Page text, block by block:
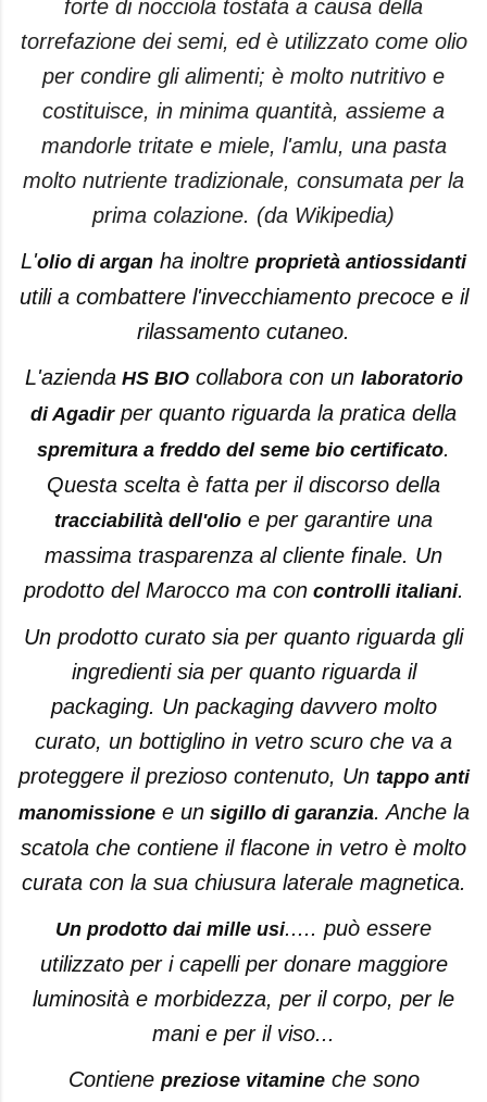
forte di nocciola tostata a causa della
torrefazione dei semi, ed è utilizzato come olio
per condire gli alimenti; è molto nutritivo e
costituisce, in minima quantità, assieme a
mandorle tritate e miele, l'amlu, una pasta
molto nutriente tradizionale, consumata per la
prima colazione. (da Wikipedia)
L'olio di argan ha inoltre proprietà antiossidanti
utili a combattere l'invecchiamento precoce e il
rilassamento cutaneo.
L'aziendaHS BIOcollabora con un laboratorio
di Agadirper quanto riguarda la pratica della
spremitura a freddo del seme bio certificato.
Questa scelta è fatta per il discorso della
tracciabilità dell'olio e per garantire una
massima trasparenza al cliente finale. Un
prodotto del Marocco ma concontrolli italiani.
Un prodotto curato sia per quanto riguarda gli
ingredienti sia per quanto riguarda il
packaging. Un packaging davvero molto
curato, un bottiglino in vetro scuro che va a
proteggere il prezioso contenuto, Un tappo anti
manomissionee unsigillo di garanzia. Anche la
scatola che contiene il flacone in vetro è molto
curata con la sua chiusura laterale magnetica.
Un prodotto dai mille usi..... può essere
utilizzato per i capelli per donare maggiore
luminosità e morbidezza, per il corpo, per le
mani e per il viso...
Contiene preziose vitamineche sono